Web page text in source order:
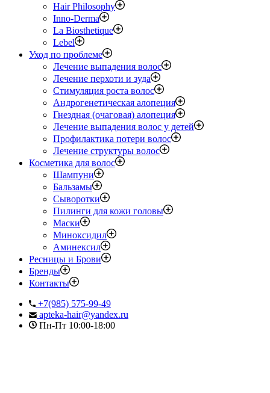
Hair Philosophy
Inno-Derma
La Biosthetique
Lebel
Уход по проблеме
Лечение выпадения волос
Лечение перхоти и зуда
Стимуляция роста волос
Андрогенетическая алопеция
Гнездная (очаговая) алопеция
Лечение выпадения волос у детей
Профилактика потери волос
Лечение структуры волос
Косметика для волос
Шампуни
Бальзамы
Сыворотки
Пилинги для кожи головы
Маски
Миноксидил
Аминексил
Ресницы и Брови
Бренды
Контакты
+7(985) 575-99-49
apteka-hair@yandex.ru
Пн-Пт 10:00-18:00